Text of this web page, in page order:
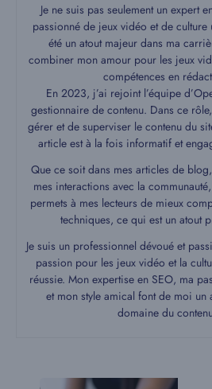
Je ne suis pas seulement un expert
passionné de jeux vidéo et de culture
été un atout majeur dans ma
combiner mon amour pour les jeux
compétences en
En 2023, j’ai rejoint l’équipe
gestionnaire de contenu. Dans ce
gérer et de superviser le contenu du
article est à la fois informatif et
Que ce soit dans mes articles de
mes interactions avec la
permets à mes lecteurs de mieux
techniques, ce qui est un atout
Je suis un professionnel dévoué et
passion pour les jeux vidéo et la
réussie. Mon expertise en SEO, ma
et mon style amical font de moi un
domaine du